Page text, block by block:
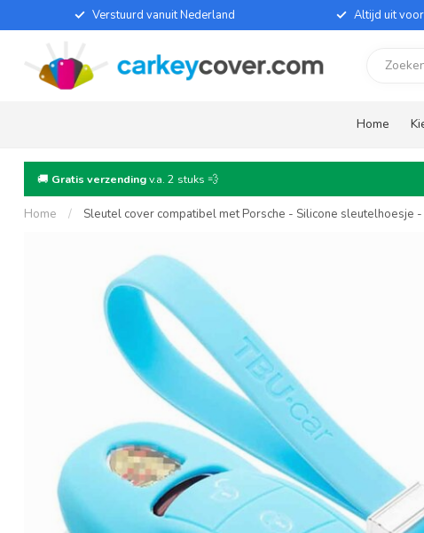
Verstuurd vanuit Nederland Altijd uit
Home
🚚 Gratis verzendingv.a. 2 stuks 💨
Home / Sleutel cover compatibel met Porsche - Silicone sleutelhoesje